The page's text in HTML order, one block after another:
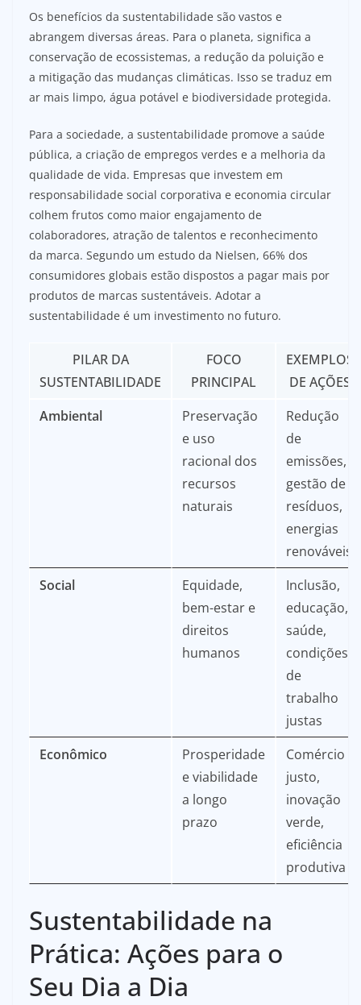
Os benefícios da sustentabilidade são vastos e
abrangem diversas áreas. Para o planeta, significa a
conservação de ecossistemas, a redução da poluição e
a mitigação das mudanças climáticas. Isso se traduz em
ar mais limpo, água potável e biodiversidade protegida.
Para a sociedade, a sustentabilidade promove a saúde
pública, a criação de empregos verdes e a melhoria da
qualidade de vida. Empresas que investem em
responsabilidade social corporativa e economia circular
colhem frutos como maior engajamento de
colaboradores, atração de talentos e reconhecimento
da marca. Segundo um estudo da Nielsen, 66% dos
consumidores globais estão dispostos a pagar mais por
produtos de marcas sustentáveis. Adotar a
sustentabilidade é um investimento no futuro.
PILAR DA
SUSTENTABILIDADE
FOCO
PRINCIPAL
EXEMPLOS
DE AÇÕES
Ambiental
Preservação
e uso
racional dos
recursos
naturais
Redução
de
emissões,
gestão de
resíduos,
energias
renováveis
Social
Equidade,
bem-estar e
direitos
humanos
Inclusão,
educação,
saúde,
condições
de
trabalho
justas
Econômico
Prosperidade
e viabilidade
a longo
prazo
Comércio
justo,
inovação
verde,
eficiência
produtiva
Sustentabilidade na
Prática: Ações para o
Seu Dia a Dia